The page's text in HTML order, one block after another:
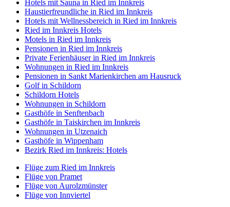
Hotels mit Sauna in Ried im Innkreis
Haustierfreundliche in Ried im Innkreis
Hotels mit Wellnessbereich in Ried im Innkreis
Ried im Innkreis Hotels
Motels in Ried im Innkreis
Pensionen in Ried im Innkreis
Private Ferienhäuser in Ried im Innkreis
Wohnungen in Ried im Innkreis
Pensionen in Sankt Marienkirchen am Hausruck
Golf in Schildorn
Schildorn Hotels
Wohnungen in Schildorn
Gasthöfe in Senftenbach
Gasthöfe in Taiskirchen im Innkreis
Wohnungen in Utzenaich
Gasthöfe in Wippenham
Bezirk Ried im Innkreis: Hotels
Flüge zum Ried im Innkreis
Flüge von Pramet
Flüge von Aurolzmünster
Flüge von Innviertel